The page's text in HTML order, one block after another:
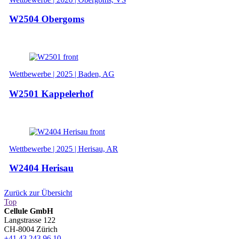
W2504 Obergoms
Wettbewerbe | 2025 | Baden, AG
W2501 Kappelerhof
Wettbewerbe | 2025 | Herisau, AR
W2404 Herisau
Zurück zur Übersicht
Top
Cellule GmbH
Langstrasse 122
CH-8004 Zürich